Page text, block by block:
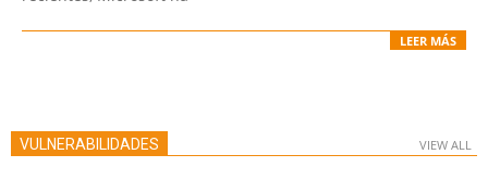
LEER MÁS
VULNERABILIDADES VIEW ALL